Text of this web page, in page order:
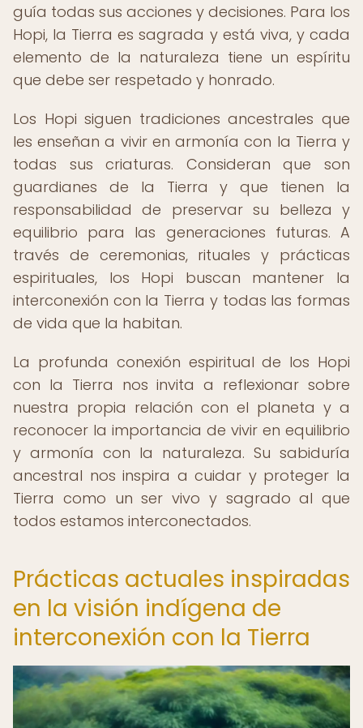
guía todas sus acciones y decisiones. Para los
Hopi, la Tierra es sagrada y está viva, y cada
elemento de la naturaleza tiene un espíritu
que debe ser respetado y honrado.
Los Hopi siguen tradiciones ancestrales que
les enseñan a vivir en armonía con la Tierra y
todas sus criaturas. Consideran que son
guardianes de la Tierra y que tienen la
responsabilidad de preservar su belleza y
equilibrio para las generaciones futuras. A
través de ceremonias, rituales y prácticas
espirituales, los Hopi buscan mantener la
interconexión con la Tierra y todas las formas
de vida que la habitan.
La profunda conexión espiritual de los Hopi
con la Tierra nos invita a reflexionar sobre
nuestra propia relación con el planeta y a
reconocer la importancia de vivir en equilibrio
y armonía con la naturaleza. Su sabiduría
ancestral nos inspira a cuidar y proteger la
Tierra como un ser vivo y sagrado al que
todos estamos interconectados.
Prácticas actuales inspiradas
en la visión indígena de
interconexión con la Tierra